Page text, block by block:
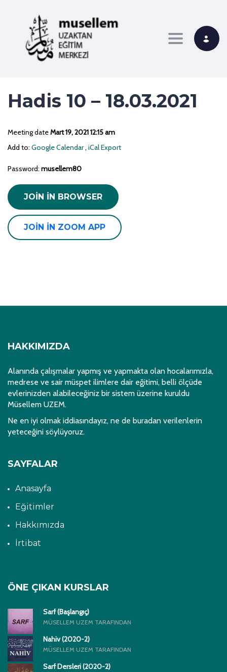
Toggle
Hadis 10 – 18.03.2021
Meeting dateMart 19, 2021 12:15 am
Add to: Google Calendar, iCal Export
Password: musellem80
JOIN IN BROWSER
JOIN IN ZOOM APP
HAKKIMIZDA
Alanında çalışmalar yapmış ve yapmakta olan hocalarımızla,
medrese ve sair müspet ilimlere dair eğitimi, belli ölçüde
evlerinizden alabileceğiniz bir sistem üzerine kuruldu
Müsellem UZEM.
Ne en iyi olmak iddiasındayız, ne de buradan verilenlerin
yeteceğini söylüyoruz.
SAYFALAR
Anasayfa
Eğitimler
Hakkımızda
İrtibat
ÖNE ÇIKAN KURSLAR
Sarf (Başlangıç)
MÜSELLEM UZEM TARAFINDAN
Nahiv (2020-2)
MÜSELLEM UZEM TARAFINDAN
Sarf Dersleri (2020-2)